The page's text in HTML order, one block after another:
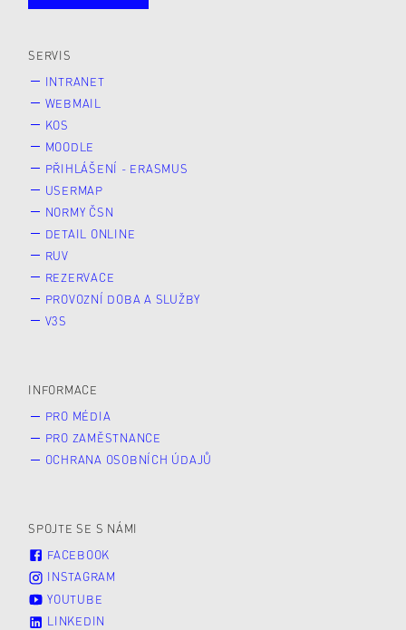
SERVIS
INTRANET
WEBMAIL
KOS
MOODLE
PŘIHLÁŠENÍ - ERASMUS
USERMAP
NORMY ČSN
DETAIL ONLINE
RUV
REZERVACE
PROVOZNÍ DOBA A SLUŽBY
V3S
INFORMACE
PRO MÉDIA
PRO ZAMĚSTNANCE
OCHRANA OSOBNÍCH ÚDAJŮ
SPOJTE SE S NÁMI
FACEBOOK
INSTAGRAM
YOUTUBE
LINKEDIN